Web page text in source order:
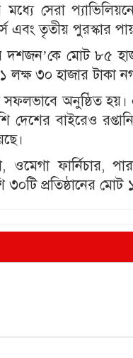
মধ্যে সেরা
এবং তৃতীয় পুরস্কার পায়
দশজন’কে মোট ৮৫
৩০ হাজার টাকা
অনুষ্ঠিত হয়।
দেশের বাইরেও
ফার্নিচার,
৩০টি প্রতিষ্ঠানের